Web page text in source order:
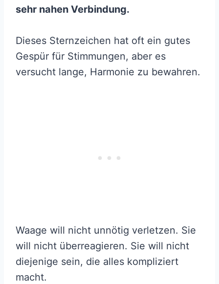
sehr nahen Verbindung.
Dieses Sternzeichen hat oft ein gutes
Gespür für Stimmungen, aber es
versucht lange, Harmonie zu bewahren.
Waage will nicht unnötig verletzen. Sie
will nicht überreagieren. Sie will nicht
diejenige sein, die alles kompliziert
macht.